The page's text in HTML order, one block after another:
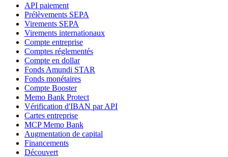
API paiement
Prélèvements SEPA
Virements SEPA
Virements internationaux
Compte entreprise
Comptes réglementés
Compte en dollar
Fonds Amundi STAR
Fonds monétaires
Compte Booster
Memo Bank Protect
Vérification d'IBAN par API
Cartes entreprise
MCP Memo Bank
Augmentation de capital
Financements
Découvert